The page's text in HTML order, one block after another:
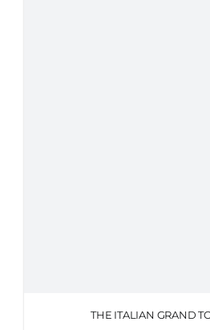
THE ITALIAN GRAND